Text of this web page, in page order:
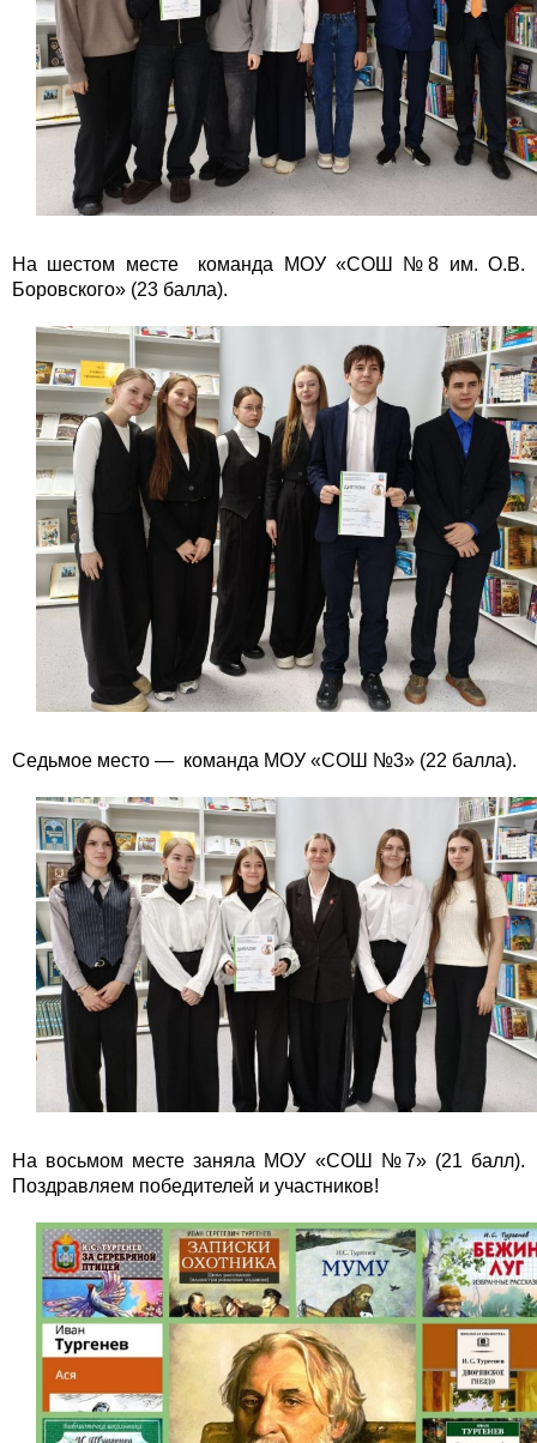
На шестом месте команда МОУ «СОШ №8 им. О.В.
Боровского» (23 балла).
Седьмое место — команда МОУ «СОШ №3» (22 балла).
На восьмом месте заняла МОУ «СОШ №7» (21 балл).
Поздравляем победителей и участников!